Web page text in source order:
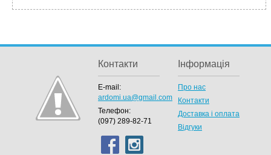
Контакти
E-mail:
ardomi.ua@gmail.com
Телефон:
(097) 289-82-71
Інформація
Про нас
Контакти
Доставка і оплата
Відгуки